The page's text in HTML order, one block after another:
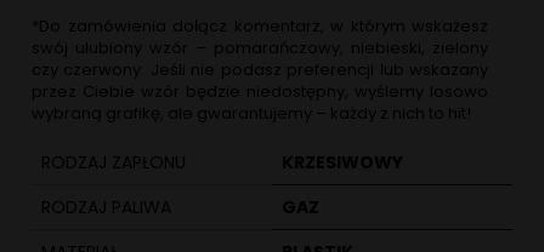
*Do zamówienia dołącz komentarz, w którym wskażesz
swój ulubiony wzór – pomarańczowy, niebieski, zielony
czy czerwony. Jeśli nie podasz preferencji lub wskazany
przez Ciebie wzór będzie niedostępny, wyślemy losowo
wybraną grafikę, ale gwarantujemy – każdy z nich to hit!
RODZAJ ZAPŁONU
KRZESIWOWY
RODZAJ PALIWA
GAZ